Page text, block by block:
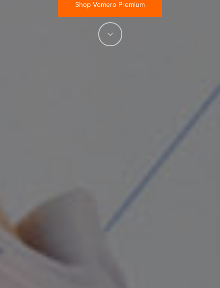
Shop Vomero Premium